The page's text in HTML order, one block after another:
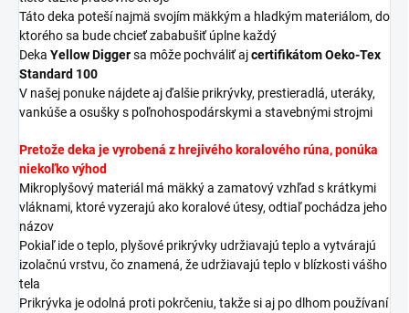
Táto deka poteší najmä svojím mäkkým a hladkým materiálom, do
ktorého sa bude chcieť zababušiť úplne každý
Deka Yellow Diggersa môže pochváliť ajcertifikátom Oeko-Tex
Standard 100
V našej ponuke nájdete aj ďalšie prikrývky, prestieradlá, uteráky,
vankúše a osušky s poľnohospodárskymi a stavebnými strojmi
Pretože deka je vyrobená z hrejivého koralového rúna,ponúka
niekoľko výhod
Mikroplyšový materiál má mäkký a zamatový vzhľad s krátkymi
vláknami, ktoré vyzerajú ako koralové útesy, odtiaľ pochádza jeho
názov
Pokiaľ ide o teplo, plyšové prikrývky udržiavajú teplo a vytvárajú
izolačnú vrstvu, čo znamená, že udržiavajú teplo v blízkosti vášho
tela
Prikrývka je odolná proti pokrčeniu, takže si aj po dlhom používaní